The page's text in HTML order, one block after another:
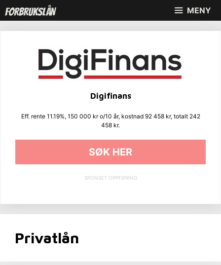
Hopp
til
innhold
MENY
Digifinans
Eff. rente 11.19%, 150 000 kr o/10 år, kostnad 92 458 kr, totalt 242
458 kr.
SØK HER
SPONSET OPPFØRING
Privatlån